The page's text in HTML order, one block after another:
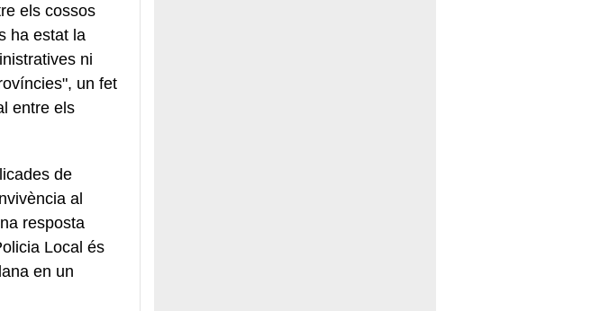
els cossos
ha estat la
ni
un fet
entre els
de
al
resposta
Local és
en un